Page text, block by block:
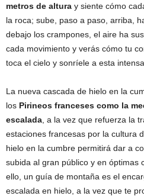
metros de altura y siente cómo
la roca; sube, paso a paso, arriba,
debajo los crampones, el aire ha
cada movimiento y verás cómo tu
toca el cielo y sonríele a esta
La nueva cascada de hielo en la
los Pirineos franceses como la
escalada , a la vez que refuerza la
estaciones francesas por la cultura
hielo en la cumbre permitirá dar a
subida al gran público y en óptimas
ello, un guía de montaña es el
escalada en hielo, a la vez que te